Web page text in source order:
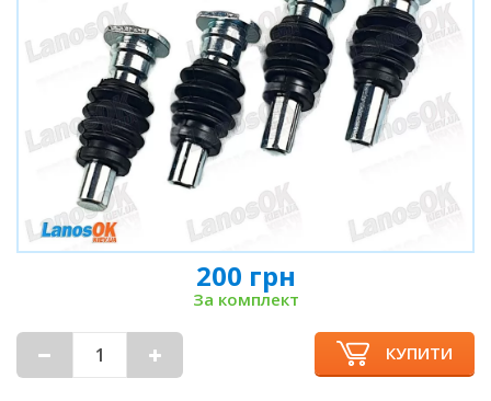
200 грн
За комплект
КУПИТИ